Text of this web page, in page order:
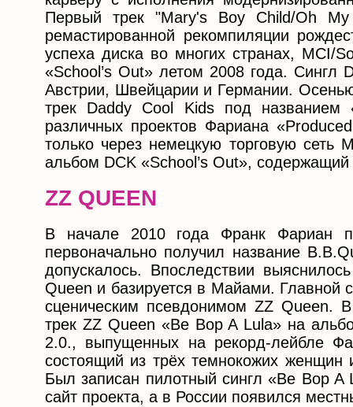
Первый трек "Mary's Boy Child/Oh
ремастированной рекомпиляции
успеха диска во многих странах, MCI/
«School’s Out» летом 2008 года. Сингл
Австрии, Швейцарии и Германии.
трек Daddy Cool Kids под названием
различных проектов Фариана
только через немецкую торговую сеть
альбом DCK «School’s Out», содержащий
ZZ QUEEN
В начале 2010 года Франк Фариан
первоначально получил название
допускалось. Впоследствии
Queen и базируется в Майами. Главной
сценическим псевдонимом ZZ Queen.
трек ZZ Queen «Be Bop A Lula» на
2.0., выпущенных на рекорд-лейбле
состоящий из трёх темнокожих женщин
Был записан пилотный сингл «Be Bop
сайт проекта, а в России появился